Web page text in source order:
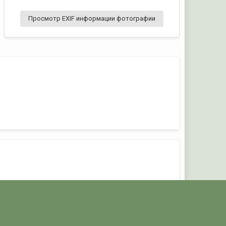
Просмотр EXIF информации фотографии